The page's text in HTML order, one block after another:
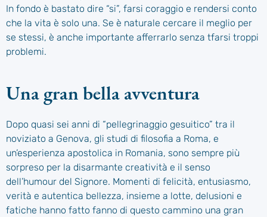
In fondo è bastato dire “si”, farsi coraggio e rendersi conto
che la vita è solo una. Se è naturale cercare il meglio per
se stessi, è anche importante afferrarlo senza tfarsi troppi
problemi.
Una gran bella avventura
Dopo quasi sei anni di “pellegrinaggio gesuitico” tra il
noviziato a Genova, gli studi di filosofia a Roma, e
un’esperienza apostolica in Romania, sono sempre più
sorpreso per la disarmante creatività e il senso
dell’humour del Signore. Momenti di felicità, entusiasmo,
verità e autentica bellezza, insieme a lotte, delusioni e
fatiche hanno fatto fanno di questo cammino una gran